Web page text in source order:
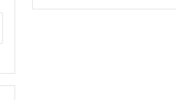
响；<&list>3.稳定器的转向胶